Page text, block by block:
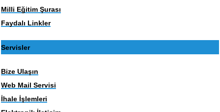
Milli Eğitim Şurası
Faydalı Linkler
Servisler
Bize Ulaşın
Web Mail Servisi
İhale İşlemleri